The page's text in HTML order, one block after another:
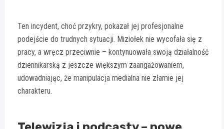
Ten incydent, choć przykry, pokazał jej profesjonalne
podejście do trudnych sytuacji. Miziołek nie wycofała się z
pracy, a wręcz przeciwnie – kontynuowała swoją działalność
dziennikarską z jeszcze większym zaangażowaniem,
udowadniając, że manipulacja medialna nie złamie jej
charakteru.